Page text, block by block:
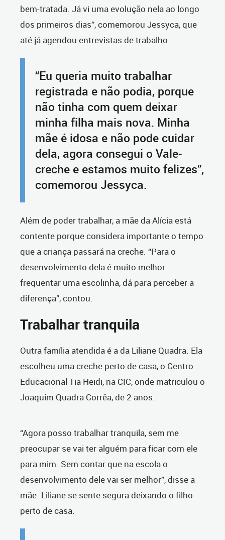
bem-tratada. Já vi uma evolução nela ao longo
dos primeiros dias”, comemorou Jessyca, que
até já agendou entrevistas de trabalho.
“Eu queria muito trabalhar
registrada e não podia, porque
não tinha com quem deixar
minha filha mais nova. Minha
mãe é idosa e não pode cuidar
dela, agora consegui o Vale-
creche e estamos muito felizes”,
comemorou Jessyca.
Além de poder trabalhar, a mãe da Alícia está
contente porque considera importante o tempo
que a criança passará na creche. “Para o
desenvolvimento dela é muito melhor
frequentar uma escolinha, dá para perceber a
diferença”, contou.
Trabalhar tranquila
Outra família atendida é a da Liliane Quadra. Ela
escolheu uma creche perto de casa, o Centro
Educacional Tia Heidi, na CIC, onde matriculou o
Joaquim Quadra Corrêa, de 2 anos.
“Agora posso trabalhar tranquila, sem me
preocupar se vai ter alguém para ficar com ele
para mim. Sem contar que na escola o
desenvolvimento dele vai ser melhor”, disse a
mãe. Liliane se sente segura deixando o filho
perto de casa.